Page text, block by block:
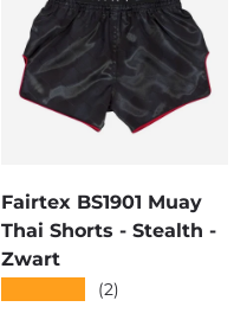
Fairtex BS1901 Muay
Thai Shorts - Stealth -
Zwart
(2)